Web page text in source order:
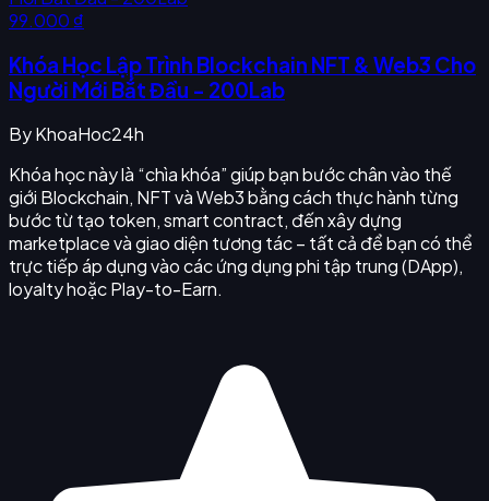
99.000 ₫
Khóa Học Lập Trình Blockchain NFT & Web3 Cho
Người Mới Bắt Đầu - 200Lab
ByKhoaHoc24h
Khóa học này là “chìa khóa” giúp bạn bước chân vào thế
giới Blockchain, NFT và Web3 bằng cách thực hành từng
bước từ tạo token, smart contract, đến xây dựng
marketplace và giao diện tương tác – tất cả để bạn có thể
trực tiếp áp dụng vào các ứng dụng phi tập trung (DApp),
loyalty hoặc Play-to-Earn.